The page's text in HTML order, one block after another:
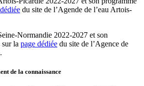
du site de l’Agende de l’eau Artois-
Normandie 2022-2027 et son
sur la page dédiée du site de l’Agence de
de la connaissance